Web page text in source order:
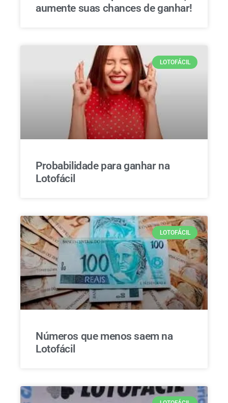
aumente suas chances de ganhar!
LOTOFÁCIL
Probabilidade para ganhar na
Lotofácil
LOTOFÁCIL
Números que menos saem na
Lotofácil